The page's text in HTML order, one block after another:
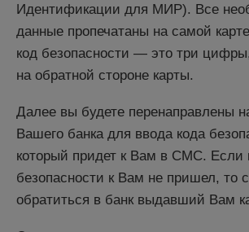
Идентификации для МИР). Все
данные пропечатаны на самой
код безопасности — это три
на обратной стороне карты.
Далее вы будете перенаправлены
Вашего банка для ввода кода
который придет к Вам в СМС. Если
безопасности к Вам не пришел, то
обратиться в банк выдавший Вам